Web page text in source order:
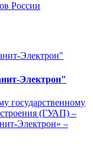
России
Электрон"
государственному
(ГУАП) –
Электрон» –